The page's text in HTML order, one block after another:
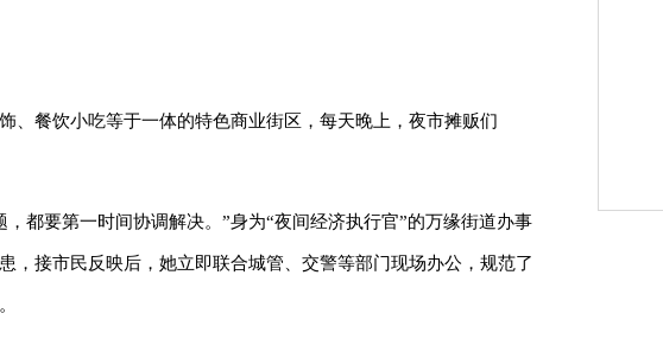
、餐饮小吃等于一体的特色商业街区，每天晚上，夜市摊贩们
都要第一时间协调解决。”身为“夜间经济执行官”的万缘街道办事
接市民反映后，她立即联合城管、交警等部门现场办公，规范了